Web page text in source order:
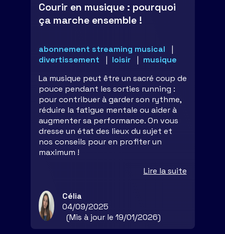
Courir en musique : pourquoi
ça marche ensemble !
abonnement streaming musical
divertissement
loisir
musique
La musique peut être un sacré coup de
pouce pendant les sorties running :
pour contribuer à garder son rythme,
réduire la fatigue mentale ou aider à
augmenter sa performance. On vous
dresse un état des lieux du sujet et
nos conseils pour en profiter un
maximum !
Lire la suite
Célia
04/09/2025
(Mis à jour le 19/01/2026)